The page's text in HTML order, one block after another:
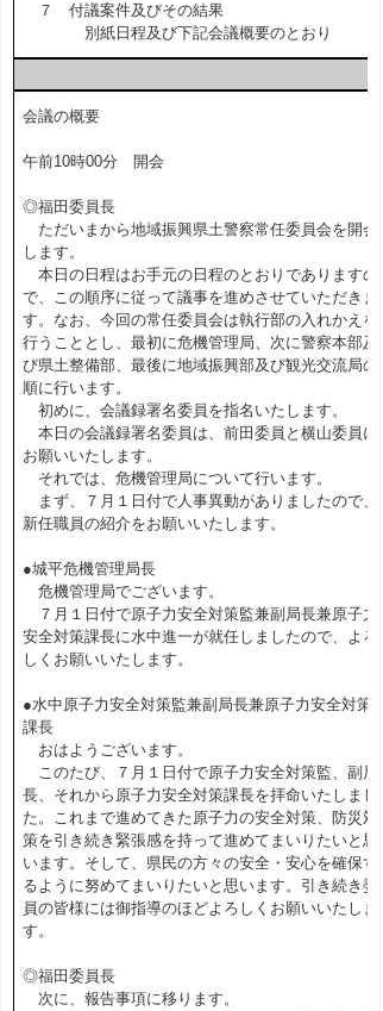
７ 付議案件及びその結果
別紙日程及び下記会議概要のとおり
会議の概要
午前10時00分 開会
◎福田委員長
ただいまから地域振興県土警察常任委員会を開会
します。
本日の日程はお手元の日程のとおりでありますの
で、この順序に従って議事を進めさせていただきま
す。なお、今回の常任委員会は執行部の入れかえを
行うこととし、最初に危機管理局、次に警察本部及
び県土整備部、最後に地域振興部及び観光交流局の
順に行います。
初めに、会議録署名委員を指名いたします。
本日の会議録署名委員は、前田委員と横山委員に
お願いいたします。
それでは、危機管理局について行います。
まず、７月１日付で人事異動がありましたので、
新任職員の紹介をお願いいたします。
●城平危機管理局長
危機管理局でございます。
７月１日付で原子力安全対策監兼副局長兼原子力
安全対策課長に水中進一が就任しましたので、よろ
しくお願いいたします。
●水中原子力安全対策監兼副局長兼原子力安全対策
課長
おはようございます。
このたび、７月１日付で原子力安全対策監、副局
長、それから原子力安全対策課長を拝命いたしまし
た。これまで進めてきた原子力の安全対策、防災対
策を引き続き緊張感を持って進めてまいりたいと思
います。そして、県民の方々の安全・安心を確保す
るように努めてまいりたいと思います。引き続き委
員の皆様には御指導のほどよろしくお願いいたしま
す。
◎福田委員長
次に、報告事項に移ります。